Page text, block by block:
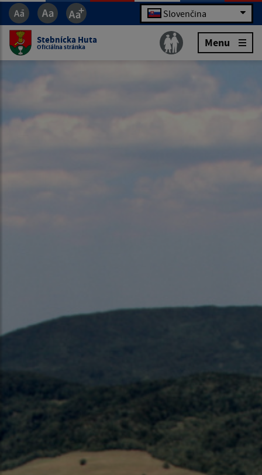
Slovenčina
Stebnícka Huta
Oficiálna stránka Menu